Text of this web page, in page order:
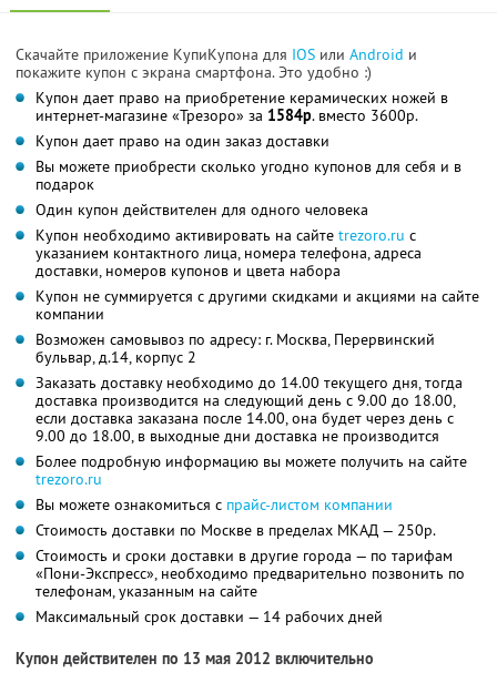
Скачайте приложение КупиКупона для IOS или Android и
покажите купон с экрана смартфона. Это удобно :)
Купон дает право на приобретение керамических ножей в
интернет-магазине «Трезоро» за 1584р. вместо 3600р.
Купон дает право на один заказ доставки
Вы можете приобрести сколько угодно купонов для себя и в
подарок
Один купон действителен для одного человека
Купон необходимо активировать на сайте trezoro.ru с
указанием контактного лица, номера телефона, адреса
доставки, номеров купонов и цвета набора
Купон не суммируется с другими скидками и акциями на сайте
компании
Возможен самовывоз по адресу: г. Москва, Перервинский
бульвар, д.14, корпус 2
Заказать доставку необходимо до 14.00 текущего дня, тогда
доставка производится на следующий день с 9.00 до 18.00,
если доставка заказана после 14.00, она будет через день с
9.00 до 18.00, в выходные дни доставка не производится
Более подробную информацию вы можете получить на сайте
trezoro.ru
Вы можете ознакомиться с прайс-листом компании
Стоимость доставки по Москве в пределах МКАД — 250р.
Стоимость и сроки доставки в другие города — по тарифам
«Пони-Экспресс», необходимо предварительно позвонить по
телефонам, указанным на сайте
Максимальный срок доставки — 14 рабочих дней
Купон действителен по 13 мая 2012 включительно